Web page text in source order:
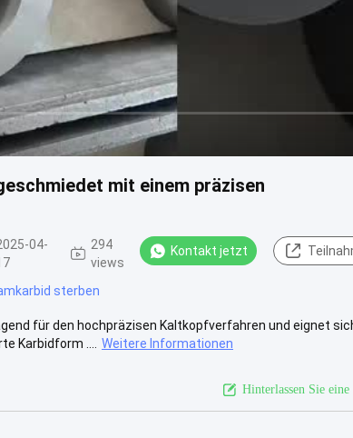
mit einem präzisen
04-
294
views
Kontakt jetzt
sterben
für den hochpräzisen Kaltkopfverfahren und eignet
Karbidform ....
Weitere Informationen
Hinterlassen Sie